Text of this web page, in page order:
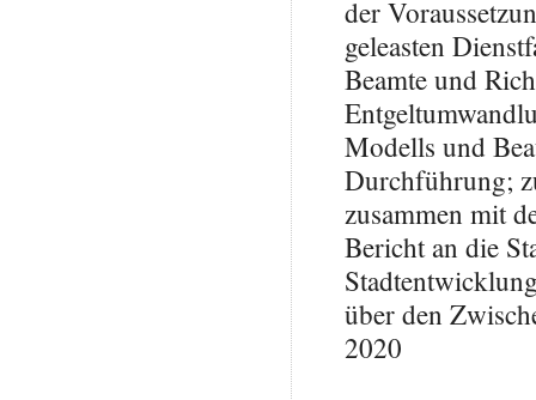
der
geleasten
Beamte und
Modells und
Durchführung;
zusammen mit
Bericht an die
über den
2020